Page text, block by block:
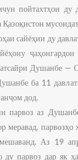
пойтахтҳои ду
сайёҳии ду
Душанбе —
ба 11
дод.
парвоз аз
меравад, парвозҳо
Аз 19
ду парвоз дар як